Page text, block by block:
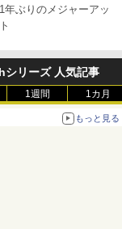
年ぶりのメジャーアッ
リーズ 人気記事
1週間 1カ月
もっと見る